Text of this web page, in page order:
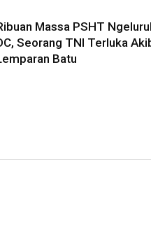
Massa PSHT
Seorang TNI Terluka
Batu